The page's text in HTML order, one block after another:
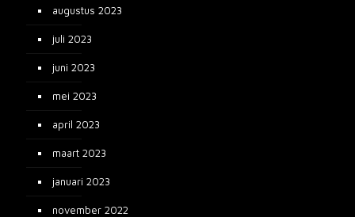
augustus 2023
juli 2023
juni 2023
mei 2023
april 2023
maart 2023
januari 2023
november 2022